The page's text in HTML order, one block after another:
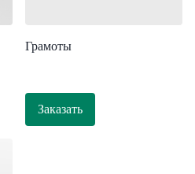
Грамоты
Заказать